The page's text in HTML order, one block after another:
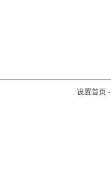
设置首页-